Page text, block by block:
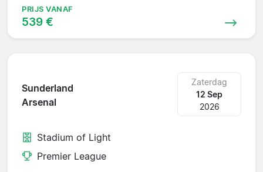
PRIJS VANAF
539 €
Sunderland
Arsenal
Zaterdag
12 Sep
2026
Stadium of Light
Premier League